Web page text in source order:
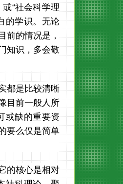
“社会科学理
的学识。无论
前的情况是，
知识，多会敬
都是比较清晰
目前一般人所
或缺的重要资
要么仅是简单
的核心是相对